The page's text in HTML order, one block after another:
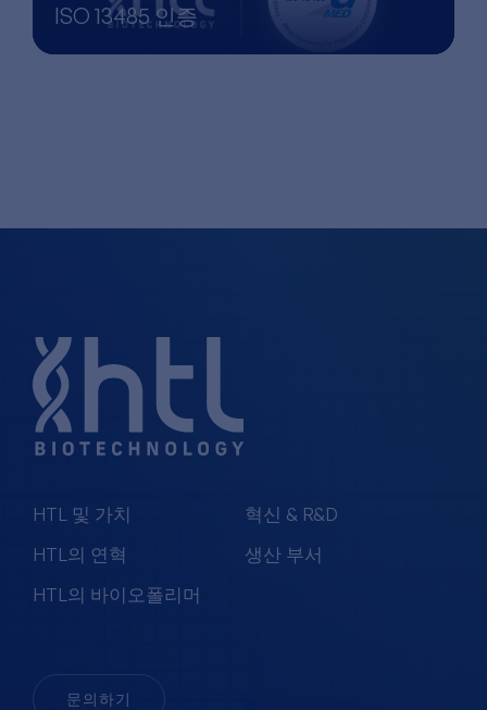
ISO 13485 인증
HTL 및 가치
HTL의 연혁
HTL의 바이오폴리머
혁신 & R&D
생산 부서
문의하기